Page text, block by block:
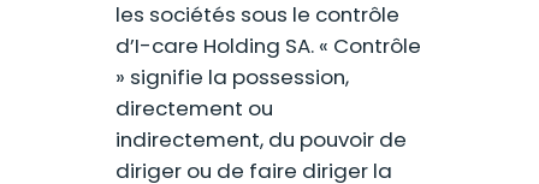
les sociétés sous le contrôle
d’I-care Holding SA. « Contrôle
» signifie la possession,
directement ou
indirectement, du pouvoir de
diriger ou de faire diriger la